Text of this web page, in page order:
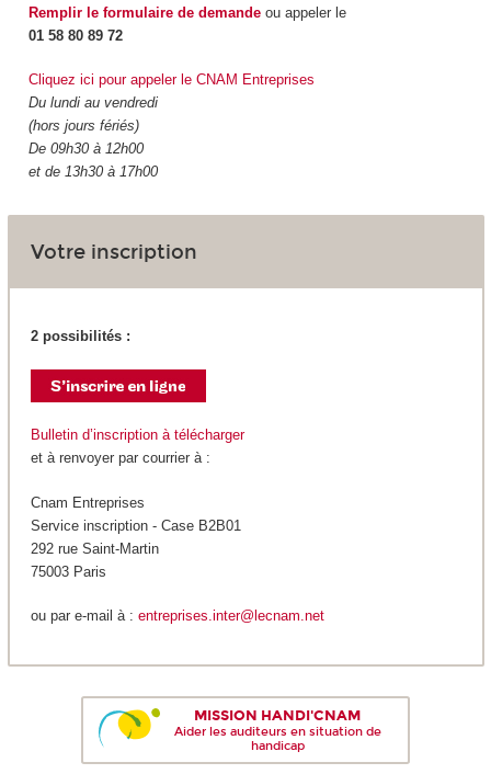
Remplir le formulaire de demandeou appeler le
01 58 80 89 72
Cliquez ici pour appeler le CNAM Entreprises
Du lundi au vendredi
(hors jours fériés)
De 09h30 à 12h00
et de 13h30 à 17h00
Votre inscription
2 possibilités :
Bulletin d’inscription à télécharger
et à renvoyer par courrier à :
Cnam Entreprises
Service inscription - Case B2B01
292 rue Saint-Martin
75003 Paris
ou par e-mail à : entreprises.inter@lecnam.net
MISSION HANDI'CNAM
Aider les auditeurs en situation de
handicap